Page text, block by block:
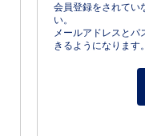
会員登録をされてい
い。
メールアドレスと
きるようになります。